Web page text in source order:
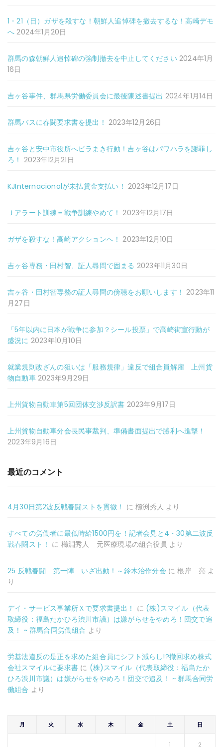
1・21（日）ガザを殺すな！朝鮮人追悼碑を撤去するな！高崎デモ
へ 2024年1月20日
群馬の森朝鮮人追悼碑の強制撤去を中止してください 2024年1月
16日
吉ヶ谷事件、群馬県労働委員会に最後陳述書提出 2024年1月14日
群馬バスに春闘要求書を提出！ 2023年12月26日
吉ヶ谷と安中市役所へビラまき行動！吉ヶ谷はパワハラを謝罪し
ろ！ 2023年12月21日
KJInternacionalが未払賃金支払い！ 2023年12月17日
Ｊアラート訓練＝戦争訓練やめて！ 2023年12月17日
ガザを殺すな！高崎アクションへ！ 2023年12月10日
吉ヶ谷専務・田村智、証人尋問で固まる 2023年11月30日
吉ヶ谷・田村智専務の証人尋問の傍聴をお願いします！ 2023年11
月27日
「5年以内に日本が戦争に参加？シール投票」で高崎街宣行動が
盛況に 2023年10月10日
就業規則改ざんの狙いは「服務規律」違反で組合員解雇 上州貨
物自動車 2023年9月29日
上州貨物自動車第5回団体交渉反訳書 2023年9月17日
上州貨物自動車分会長民事裁判、準備書面提出で勝利へ進撃！
2023年9月16日
最近のコメント
4月30日第2波反戦春闘ストを貫徹！ に櫛渕秀人 より
すべての労働者に最低時給1500円を！記者会見と4・30第二波反
戦春闘スト！ に 櫛淵秀人 元医療現場の組合役員 より
25 反戦春闘 第一陣 いざ出動！～鈴木治作分会 に根岸 亮 よ
り
デイ・サービス事業所Ｘで要求書提出！ に (株)スマイル（代表
取締役：福島たかひろ渋川市議）は嫌がらせをやめろ！団交で追
及！ ~ 群馬合同労働組合 より
労基法違反の是正を求めた組合員にシフト減らし!?撤回求め株式
会社スマイルに要求書 に (株)スマイル（代表取締役：福島たか
ひろ渋川市議）は嫌がらせをやめろ！団交で追及！ ~ 群馬合同労
働組合 より
月 火 水 木 金 土 日
1 2